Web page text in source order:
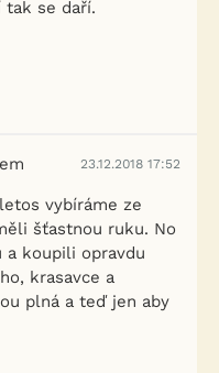
tak se daří.
23.12.2018 17:52
vybíráme ze
šťastnou ruku. No
koupili opravdu
krasavce a
plná a teď jen aby